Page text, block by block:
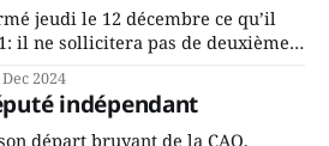
jeudi le 12 décembre ce qu’il
il ne sollicitera pas de deuxième
de Saint-Jérôme. Bourcier en a
aux employés de la ville,
leur traditionnel souper
2024
indépendant
départ bruyant de la CAQ,